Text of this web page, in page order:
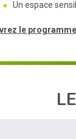
Un espace
le